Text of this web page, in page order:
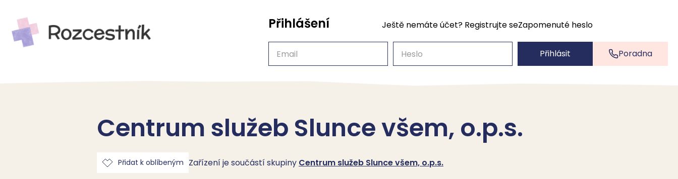
Poradna
Přihlášení Ještě nemáte účet? Registrujte seZapomenuté heslo
Přihlásit
Centrum služeb Slunce všem, o.p.s.
Přidat k oblíbeným Zařízení je součástí skupiny Centrum služeb Slunce všem, o.p.s.